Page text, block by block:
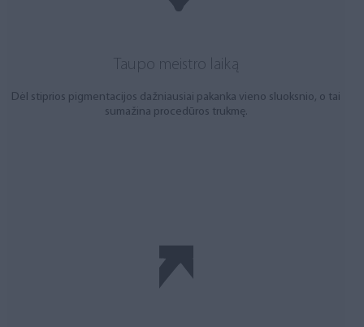
Taupo meistro laiką
Dėl stiprios pigmentacijos dažniausiai pakanka vieno sluoksnio, o tai
sumažina procedūros trukmę.